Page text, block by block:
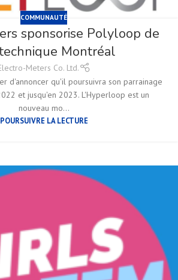
COMMUNAUTÉ
sponsorise Polyloop de
Montréal
Meters Co. Ltd.
d'annoncer qu'il poursuivra son parrainage
et jusqu'en 2023. L'Hyperloop est un
nouveau mo...
POURSUIVRE LA LECTURE